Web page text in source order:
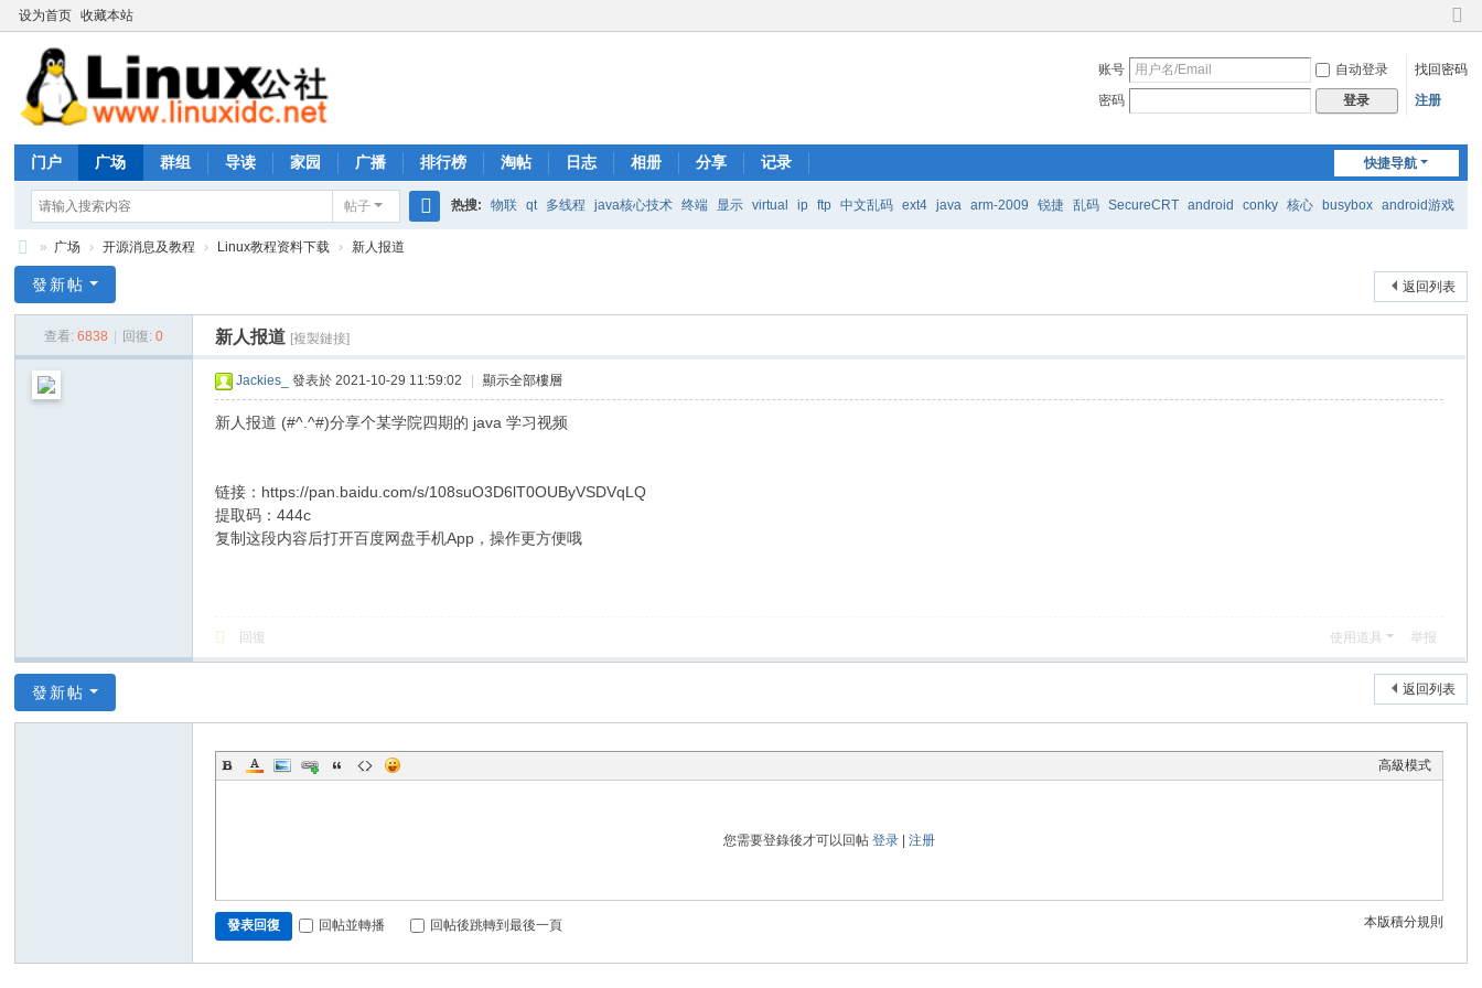
设为首页 收藏本站
切
到
账号 自动登录
找回密码
密码
登录 注册
快捷导航
门户 广场 群组 导读 家园 广播 排行榜 淘帖 日志 相册 分享 记录
帖子 热搜: 物联 qt 多线程 java核心技术 终端 显示 virtual ip ftp 中文乱码 ext4 java arm-2009 锐捷 乱码 SecureCRT android conky 核心 busybox android游戏
nu
公
» 广场 › 开源消息及教程 › Linux教程资料下载 › 新人报道
返回列表
發新帖
查看: 6838 回復: 0 新人报道 [複製鏈接]
Jackies_ 發表於 2021-10-29 11:59:02 顯示全部樓層
新人报道 (#^.^#)分享个某学院四期的 java 学习视频
链接：https://pan.baidu.com/s/108suO3D6lT0OUByVSDVqLQ
提取码：444c
复制这段内容后打开百度网盘手机App，操作更方便哦
回復 使用道具 举报
返回列表
發新帖
高級模式
您需要登錄後才可以回帖登录 |注册
本版積分規則
發表回復 回帖並轉播 回帖後跳轉到最後一頁